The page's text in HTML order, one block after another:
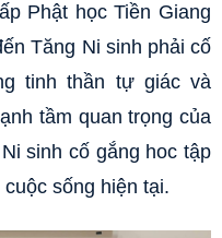
Phật học Tiền Giang
Tăng Ni sinh phải cố
tinh thần tự giác và
tầm quan trọng của
sinh cố gắng hoc tập
sống hiện tại.